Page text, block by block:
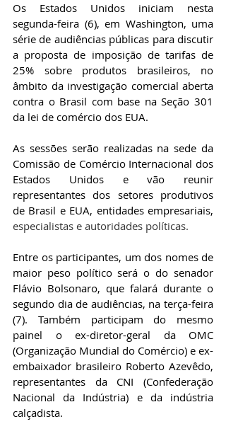
Os Estados Unidos iniciam nesta
segunda-feira (6), em Washington, uma
série de audiências públicas para discutir
a proposta de imposição de tarifas de
25% sobre produtos brasileiros, no
âmbito da investigação comercial aberta
contra o Brasil com base na Seção 301
da lei de comércio dos EUA.
As sessões serão realizadas na sede da
Comissão de Comércio Internacional dos
Estados Unidos e vão reunir
representantes dos setores produtivos
especialistas e autoridades políticas.
Entre os participantes, um dos nomes de
maior peso político será o do senador
Flávio Bolsonaro, que falará durante o
segundo dia de audiências, na terça-feira
(7). Também participam do mesmo
painel o ex-diretor-geral da OMC
(Organização Mundial do Comércio) e ex-
embaixador brasileiro Roberto Azevêdo,
representantes da CNI (Confederação
Nacional da Indústria) e da indústria
calçadista.